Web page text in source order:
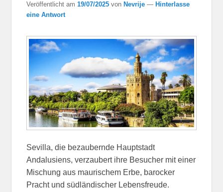
Veröffentlicht am19/07/2025 von Nevrije — Hinterlasse
eine Antwort
Sevilla, die bezaubernde Hauptstadt
Andalusiens, verzaubert ihre Besucher mit einer
Mischung aus maurischem Erbe, barocker
Pracht und südländischer Lebensfreude.